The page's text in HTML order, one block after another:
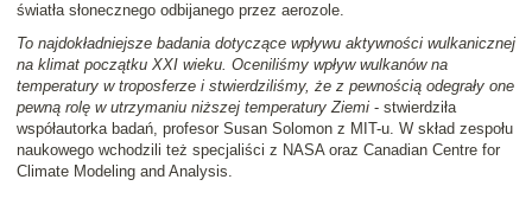
światła słonecznego odbijanego przez aerozole.
To najdokładniejsze badania dotyczące wpływu aktywności wulkanicznej
na klimat początku XXI wieku. Oceniliśmy wpływ wulkanów na
temperatury w troposferze i stwierdziliśmy, że z pewnością odegrały one
pewną rolę w utrzymaniu niższej temperatury Ziemi - stwierdziła
współautorka badań, profesor Susan Solomon z MIT-u. W skład zespołu
naukowego wchodzili też specjaliści z NASA oraz Canadian Centre for
Climate Modeling and Analysis.